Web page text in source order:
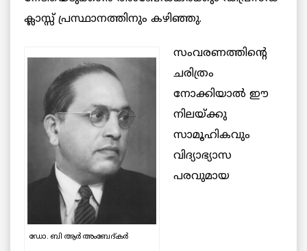
ക്ലാസ്സ് പ്രസ്ഥാനത്തിനും കഴിഞ്ഞു.
ഡോ. ബി ആർ അംബേദ്‌കർ
സംവരണത്തിന്റെ
ചരിത്രം
നോക്കിയാല്‍ ഈ
നിലയ്ക്കു
സാമൂഹികവും
വിദ്യാഭ്യാസ
പരവുമായ